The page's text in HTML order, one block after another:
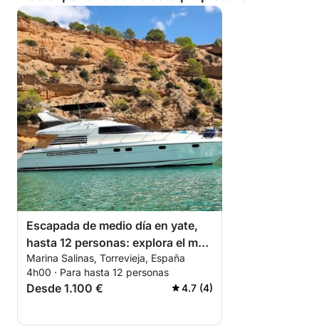
Escapada de medio día en yate,
hasta 12 personas: explora el mar
desde Torrevieja.
Marina Salinas, Torrevieja, España
4h00 · Para hasta 12 personas
Desde 1.100 € 4.7 (4)